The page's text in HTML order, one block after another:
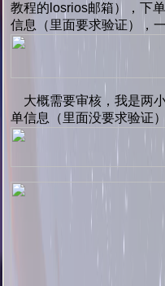
教程的losrios邮箱），下
信息（里面要求验证），
大概需要审核，我是两
单信息（里面没要求验证